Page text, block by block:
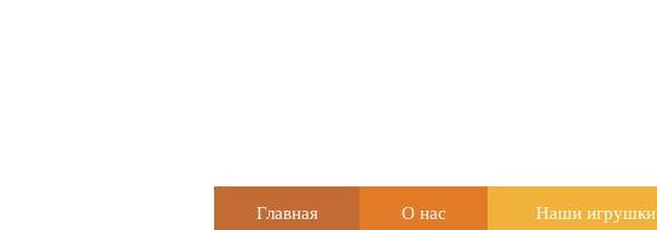
Главная О нас Наши игрушки